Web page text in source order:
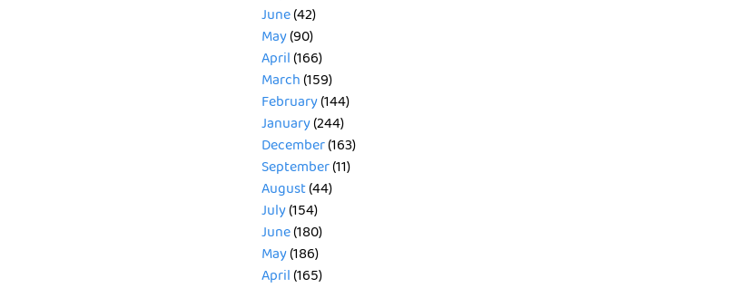
June(42)
May(90)
April(166)
March(159)
February(144)
January(244)
December(163)
September(11)
August(44)
July(154)
June(180)
May(186)
April(165)